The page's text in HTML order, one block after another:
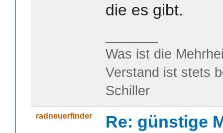
die es gibt.
Was ist die
Verstand ist stets
Schiller
radneuerfinder
Re: günstige